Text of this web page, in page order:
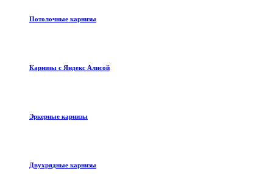
Потолочные карнизы
Карнизы с Яндекс Алисой
Эркерные карнизы
Двухрядные карнизы